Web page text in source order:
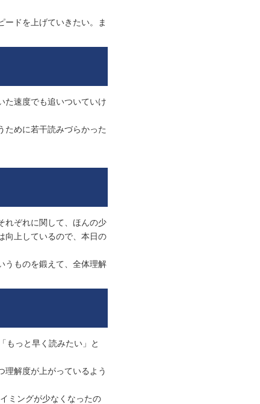
ドを上げていきたい。ま
た速度でも追いついていけ
めに若干読みづらかった
れぞれに関して、ほんの少
向上しているので、本日の
うものを鍛えて、全体理解
もっと早く読みたい」と
解度が上がっているよう
ミングが少なくなったの